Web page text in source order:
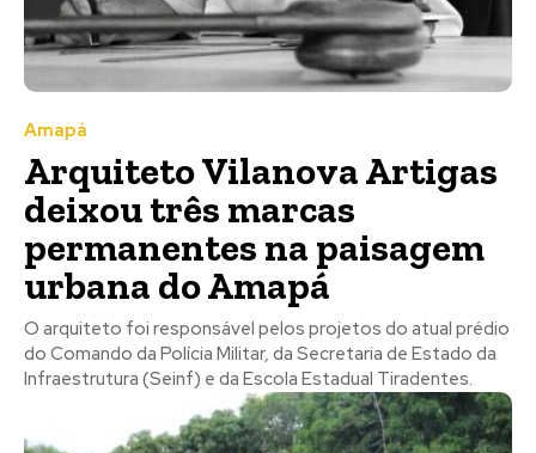
Amapá
Arquiteto Vilanova Artigas
deixou três marcas
permanentes na paisagem
urbana do Amapá
O arquiteto foi responsável pelos projetos do atual prédio
do Comando da Polícia Militar, da Secretaria de Estado da
Infraestrutura (Seinf) e da Escola Estadual Tiradentes.